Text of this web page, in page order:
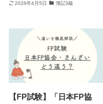
2026年4月5日 簿記3級
【FP試験】「日本FP協